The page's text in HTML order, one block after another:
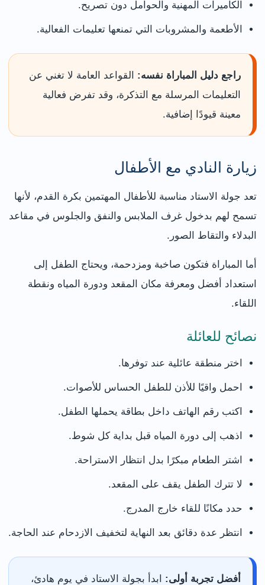
الكاميرات المهنية والحوامل دون تصريح.
الأطعمة والمشروبات التي تمنعها تعليمات الفعالية.
راجع دليل المباراة نفسه: القواعد العامة لا تغني عن
التعليمات المرسلة مع التذكرة، وقد تفرض فعالية
معينة قيودًا إضافية.
زيارة النادي مع الأطفال
تعد جولة الاستاد مناسبة للأطفال المهتمين بكرة القدم، لأنها
تسمح لهم بدخول غرف الملابس والنفق والجلوس في مقاعد
البدلاء والتقاط الصور.
أما المباراة فتكون صاخبة ومزدحمة، ويحتاج الطفل إلى
استعداد أفضل ومعرفة مكان المقعد ودورة المياه ونقطة
اللقاء.
نصائح للعائلة
اختر منطقة عائلية عند توفرها.
احمل واقيًا للأذن للطفل الحساس للأصوات.
اكتب رقم الهاتف داخل بطاقة يحملها الطفل.
اذهب إلى دورة المياه قبل بداية كل شوط.
اشتر الطعام مبكرًا بدل انتظار الاستراحة.
لا تترك الطفل يقف على المقعد.
حدد مكانًا للقاء خارج المدرج.
انتظر عدة دقائق بعد النهاية لتخفيف الازدحام عند الحاجة.
أفضل تجربة أولى: ابدأ بجولة الاستاد في يوم هادئ،